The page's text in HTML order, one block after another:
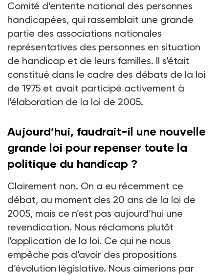
Comité d’entente national des personnes
handicapées, qui rassemblait une grande
partie des associations nationales
représentatives des personnes en situation
de handicap et de leurs familles. Il s’était
constitué dans le cadre des débats de la loi
de 1975 et avait participé activement à
l’élaboration de la loi de 2005.
Aujourd’hui, faudrait-il une nouvelle
grande loi pour repenser toute la
politique du handicap ?
Clairement non. On a eu récemment ce
débat, au moment des 20 ans de la loi de
2005, mais ce n’est pas aujourd’hui une
revendication. Nous réclamons plutôt
l’application de la loi. Ce qui ne nous
empêche pas d’avoir des propositions
d’évolution législative. Nous aimerions par